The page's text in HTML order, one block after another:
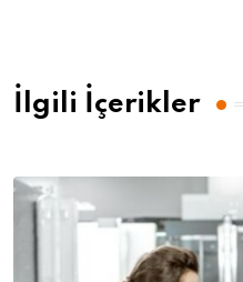
İlgili İçerikler